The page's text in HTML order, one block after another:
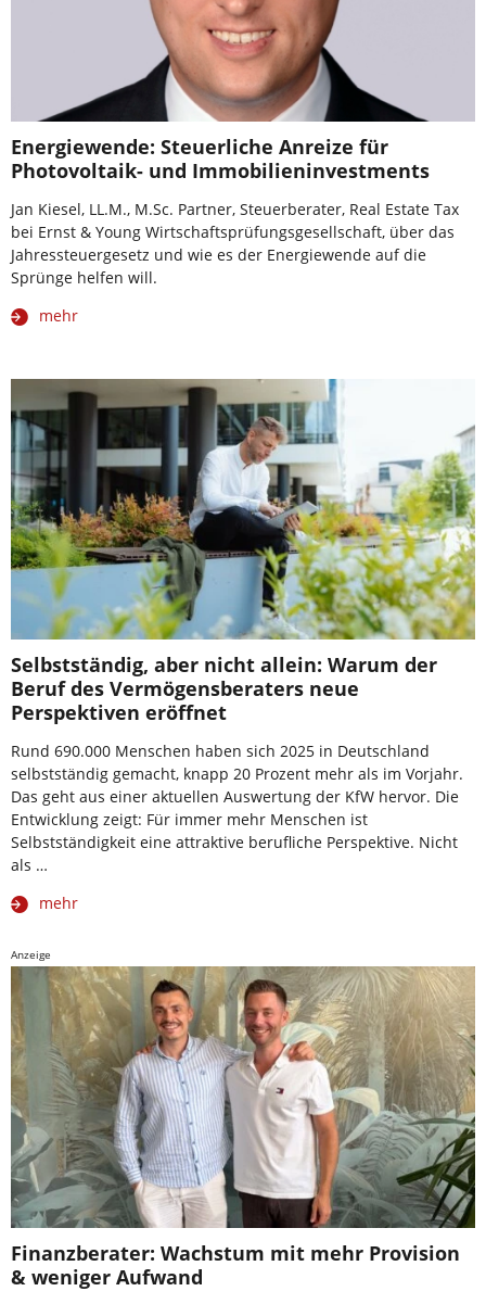
Energiewende: Steuerliche Anreize für
Photovoltaik- und Immobilieninvestments
Jan Kiesel, LL.M., M.Sc. Partner, Steuerberater, Real Estate Tax
bei Ernst & Young Wirtschaftsprüfungsgesellschaft, über das
Jahressteuergesetz und wie es der Energiewende auf die
Sprünge helfen will.
mehr
Selbstständig, aber nicht allein: Warum der
Beruf des Vermögensberaters neue
Perspektiven eröffnet
Rund 690.000 Menschen haben sich 2025 in Deutschland
selbstständig gemacht, knapp 20 Prozent mehr als im Vorjahr.
Das geht aus einer aktuellen Auswertung der KfW hervor. Die
Entwicklung zeigt: Für immer mehr Menschen ist
Selbstständigkeit eine attraktive berufliche Perspektive. Nicht
als …
mehr
Anzeige
Finanzberater: Wachstum mit mehr Provision
& weniger Aufwand